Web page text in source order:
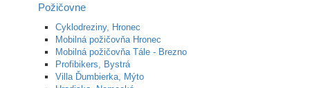
Požičovne
Cyklodreziny, Hronec
Mobilná požičovňa Hronec
Mobilná požičovňa Tále - Brezno
Profibikers, Bystrá
Villa Ďumbierka, Mýto